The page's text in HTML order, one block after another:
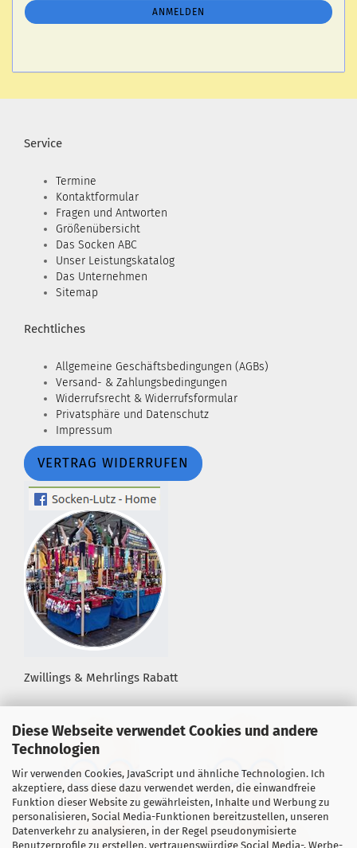
Diese Webseite verwendet Cookies und andere
Technologien
Wir verwenden Cookies, JavaScript und ähnliche Technologien. Ich
akzeptiere, dass diese dazu verwendet werden, die einwandfreie
Funktion dieser Website zu gewährleisten, Inhalte und Werbung zu
personalisieren, Social Media-Funktionen bereitzustellen, unseren
Datenverkehr zu analysieren, in der Regel pseudonymisierte
Benutzerprofile zu erstellen, vertrauenswürdige Social Media-, Werbe-
ANMELDUNG
ANMELDEN
Service
Termine
Kontaktformular
Fragen und Antworten
Größenübersicht
Das Socken ABC
Unser Leistungskatalog
Das Unternehmen
Sitemap
Rechtliches
Allgemeine Geschäftsbedingungen (AGBs)
Versand- & Zahlungsbedingungen
Widerrufsrecht & Widerrufsformular
Privatsphäre und Datenschutz
Impressum
VERTRAG WIDERRUFEN
Zwillings & Mehrlings Rabatt